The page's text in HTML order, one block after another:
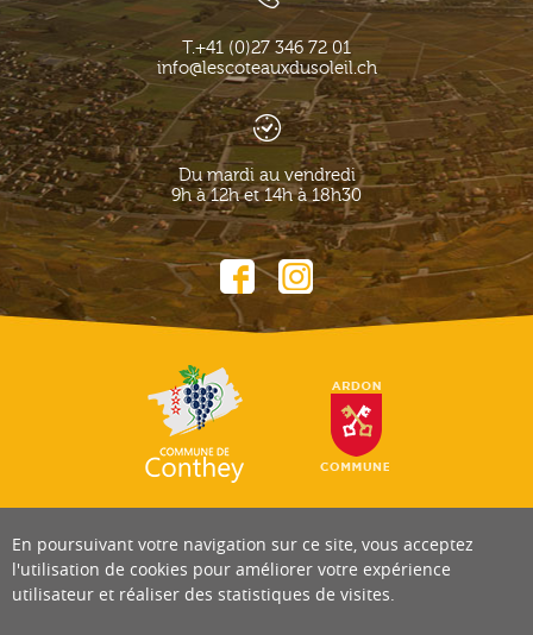
T.+41 (0)27 346 72 01
info@lescoteauxdusoleil.ch
Du mardi au vendredi
9h à 12h et 14h à 18h30
En poursuivant votre navigation sur ce site, vous acceptez
l'utilisation de cookies pour améliorer votre expérience
utilisateur et réaliser des statistiques de visites.